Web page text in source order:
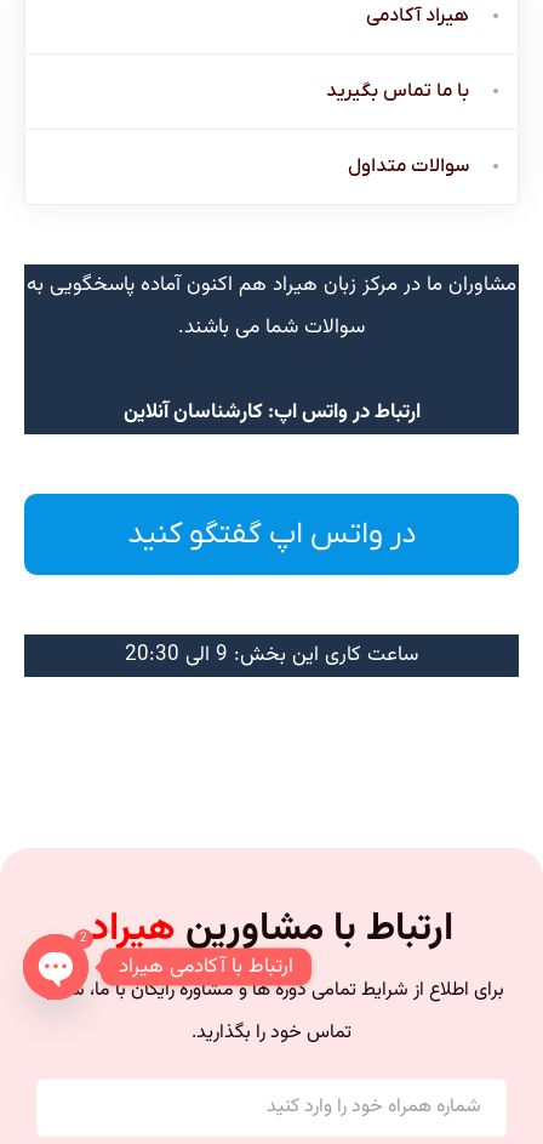
هیراد آکادمی
با ما تماس بگیرید
سوالات متداول
مشاوران ما در مرکز زبان هیراد هم اکنون آماده پاسخگویی به
سوالات شما می باشند.
ارتباط در واتس اپ: کارشناسان آنلاین
در واتس اپ گفتگو کنید
ساعت کاری این بخش: 9 الی 20:30
ارتباط با مشاورین هیراد
برای اطلاع از شرایط تمامی دوره ها و مشاوره رایگان با ما، شماره
تماس خود را بگذارید.
ارتباط با آکادمی هیراد
2